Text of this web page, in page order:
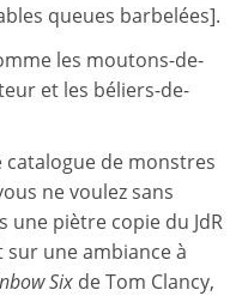
queues barbelées].
les moutons-de-
et les béliers-de-
catalogue de monstres
ne voulez sans
piètre copie du JdR
sur une ambiance à
Six de Tom Clancy,